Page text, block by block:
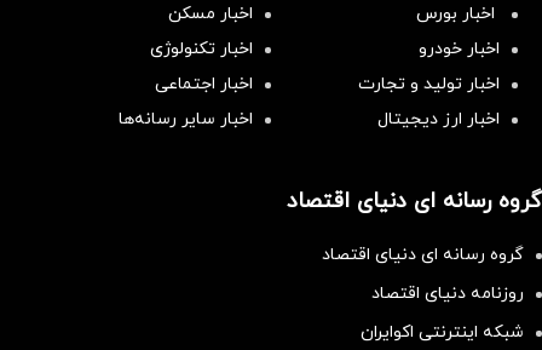
اخبار بورس
اخبار مسکن
اخبار خودرو
اخبار تکنولوژی
اخبار تولید و تجارت
اخبار اجتماعی
اخبار ارز دیجیتال
اخبار سایر رسانه‌‌ها
گروه رسانه ای دنیای اقتصاد
گروه رسانه ای دنیای اقتصاد
روزنامه دنیای اقتصاد
شبکه اینترنتی اکوایران